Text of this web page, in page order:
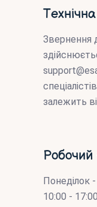
Звернення
залежить
Робочий
Понеділок
10:00 - 17:00